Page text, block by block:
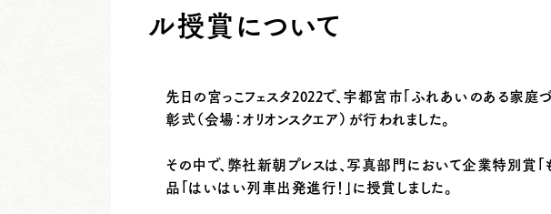
ル授賞について
先日の宮っこフェスタ2022で、宇都宮市「ふれあいのある家庭
彰式（会場：オリオンスクエア）が行われました。
その中で、弊社新朝プレスは、写真部門において企業特別賞「
品「はいはい列車出発進行！」に授賞しました。